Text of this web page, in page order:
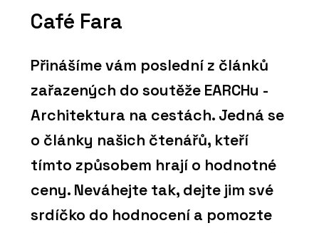
Café Fara
Přinášíme vám poslední z článků
zařazených do soutěže EARCHu -
Architektura na cestách. Jedná se
o články našich čtenářů, kteří
tímto způsobem hrají o hodnotné
ceny. Neváhejte tak, dejte jim své
srdíčko do hodnocení a pomozte